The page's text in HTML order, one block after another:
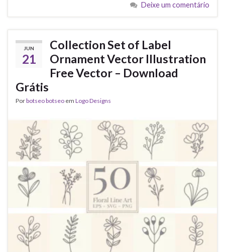
Deixe um comentário
JUN
21
Collection Set of Label
Ornament Vector Illustration
Free Vector – Download
Grátis
Porbotseo botseo em Logo Designs